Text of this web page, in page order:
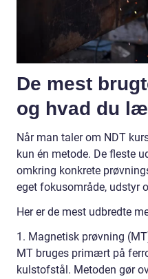
De mest
og hvad du
Når man taler om NDT
kun én metode. De fleste
omkring konkrete
eget fokusområde, udstyr
Her er de mest udbredte
1. Magnetisk prøvning
MT bruges primært på
kulstofstål. Metoden gør